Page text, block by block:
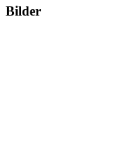
Bilder